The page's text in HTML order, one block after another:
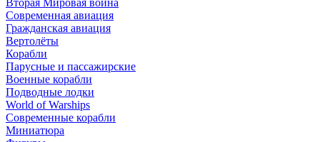
Вторая Мировая война
Современная авиация
Гражданская авиация
Вертолёты
Корабли
Парусные и пассажирские
Военные корабли
Подводные лодки
World of Warships
Современные корабли
Миниатюра